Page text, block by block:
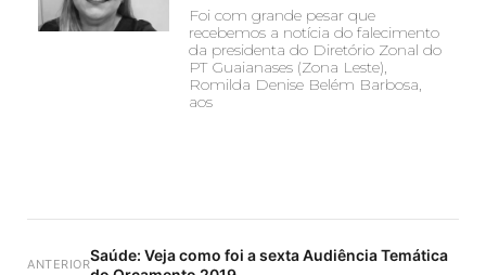
Foi com grande pesar que
recebemos a notícia do falecimento
da presidenta do Diretório Zonal do
PT Guaianases (Zona Leste),
Romilda Denise Belém Barbosa,
aos
ANTERIORSaúde: Veja como foi a sexta Audiência Temática